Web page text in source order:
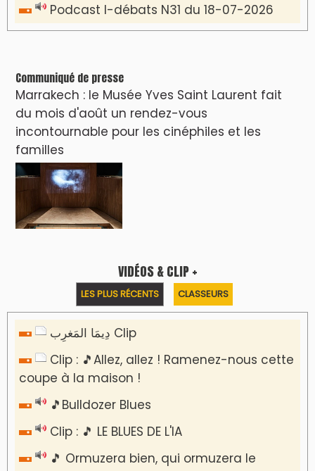
Podcast I-débats N31 du 18-07-2026
Communiqué de presse
Marrakech : le Musée Yves Saint Laurent fait
du mois d'août un rendez-vous
incontournable pour les cinéphiles et les
familles
VIDÉOS & CLIP +
LES PLUS RÉCENTS CLASSEURS
دِيمَا المَغرِب Clip
Clip : 🎵Allez, allez ! Ramenez-nous cette
coupe à la maison !
🎵Bulldozer Blues
Clip : 🎵 LE BLUES DE L'IA
🎵 Ormuzera bien, qui ormuzera le